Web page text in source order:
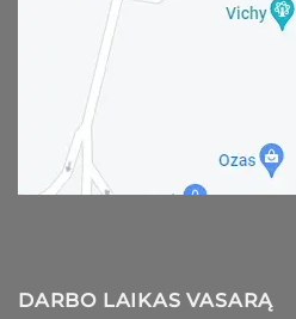
DARBO LAIKAS VASARĄ